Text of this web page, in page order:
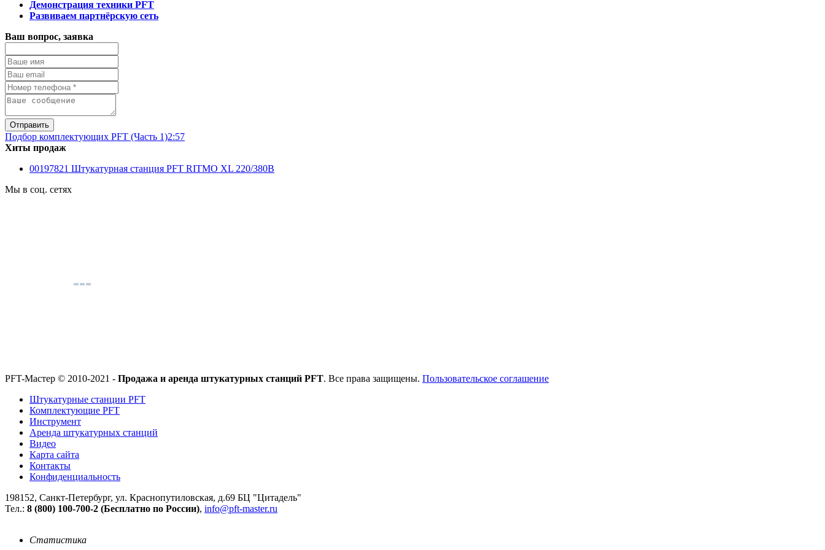
Демонстрация техники PFT
Развиваем партнёрскую сеть
Ваш вопрос, заявка
Подбор комплектующих PFT (Часть 1)2:57
Хиты продаж
00197821 Штукатурная станция PFT RITMO XL 220/380B
Мы в соц. сетях
PFT-Мастер © 2010-2021 - Продажа и аренда штукатурных станций PFT. Все права защищены. Пользовательское соглашение
Штукатурные станции PFT
Комплектующие PFT
Инструмент
Аренда штукатурных станций
Видео
Карта сайта
Контакты
Конфиденциальность
198152, Санкт-Петербург, ул. Краснопутиловская, д.69 БЦ "Цитадель"
Тел.: 8 (800) 100-700-2 (Бесплатно по России), info@pft-master.ru
Статистика